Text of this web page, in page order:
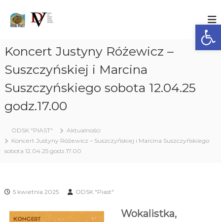
K
P
I
S
"
d
k
D
z
i
a
ł
ń
S
z
-
Koncert Justyny Różewicz –
Suszczyńskiej i Marcina
Suszczyńskiego sobota 12.04.25
godz.17.00
ODSK "PIAST"
Aktualności
Koncert Justyny Różewicz – Suszczyńskiej i Marcina Suszczyńskiego
sobota 12.04.25 godz.17.00
5 kwietnia 2025 ODSK "Piast"
Wokalistka,